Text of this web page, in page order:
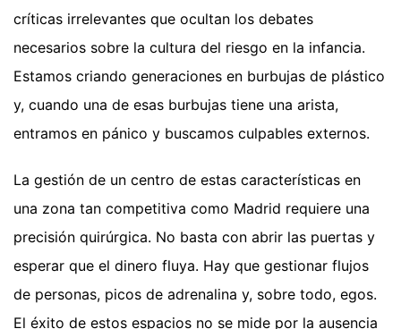
críticas irrelevantes que ocultan los debates
necesarios sobre la cultura del riesgo en la infancia.
Estamos criando generaciones en burbujas de plástico
y, cuando una de esas burbujas tiene una arista,
entramos en pánico y buscamos culpables externos.
La gestión de un centro de estas características en
una zona tan competitiva como Madrid requiere una
precisión quirúrgica. No basta con abrir las puertas y
esperar que el dinero fluya. Hay que gestionar flujos
de personas, picos de adrenalina y, sobre todo, egos.
El éxito de estos espacios no se mide por la ausencia